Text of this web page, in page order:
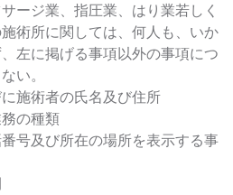
ージ業、指圧業、はり業若しく
術所に関しては、何人も、いか
左に掲げる事項以外の事項につ
い。
施術者の氏名及び住所
の種類
号及び所在の場所を表示する事